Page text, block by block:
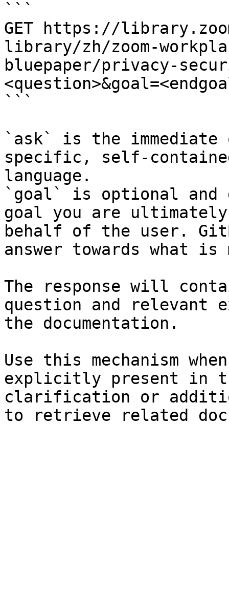
```
GET https://
library/zh/zoom-
bluepaper/privacy-
```
`ask` is the
specific, self-
language.
`goal` is optional and
goal you are
behalf of the user.
answer towards what
The response will
question and relevant
the documentation.
Use this mechanism
explicitly present in
clarification or